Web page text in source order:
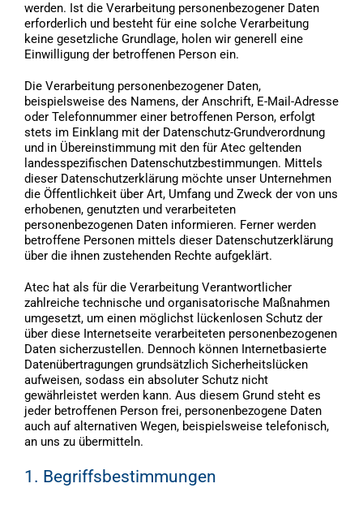
werden. Ist die Verarbeitung personenbezogener Daten
erforderlich und besteht für eine solche Verarbeitung
keine gesetzliche Grundlage, holen wir generell eine
Einwilligung der betroffenen Person ein.
Die Verarbeitung personenbezogener Daten,
beispielsweise des Namens, der Anschrift, E-Mail-Adresse
oder Telefonnummer einer betroffenen Person, erfolgt
stets im Einklang mit der Datenschutz-Grundverordnung
und in Übereinstimmung mit den für Atec geltenden
landesspezifischen Datenschutzbestimmungen. Mittels
dieser Datenschutzerklärung möchte unser Unternehmen
die Öffentlichkeit über Art, Umfang und Zweck der von uns
erhobenen, genutzten und verarbeiteten
personenbezogenen Daten informieren. Ferner werden
betroffene Personen mittels dieser Datenschutzerklärung
über die ihnen zustehenden Rechte aufgeklärt.
Atec hat als für die Verarbeitung Verantwortlicher
zahlreiche technische und organisatorische Maßnahmen
umgesetzt, um einen möglichst lückenlosen Schutz der
über diese Internetseite verarbeiteten personenbezogenen
Daten sicherzustellen. Dennoch können Internetbasierte
Datenübertragungen grundsätzlich Sicherheitslücken
aufweisen, sodass ein absoluter Schutz nicht
gewährleistet werden kann. Aus diesem Grund steht es
jeder betroffenen Person frei, personenbezogene Daten
auch auf alternativen Wegen, beispielsweise telefonisch,
an uns zu übermitteln.
1. Begriffsbestimmungen